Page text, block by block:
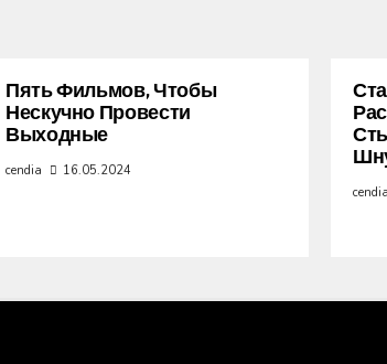
Пять Фильмов, Чтобы
Нескучно Провести
Выходные
cendia 16.05.2024
cendia